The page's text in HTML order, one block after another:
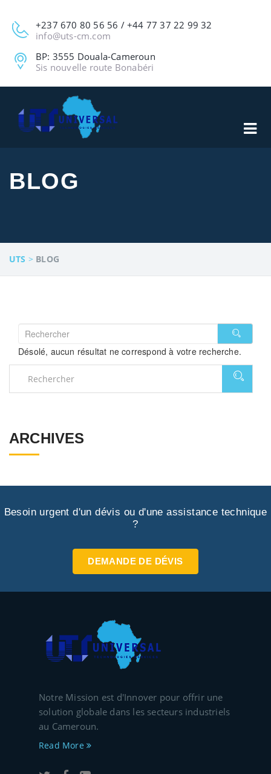
+237 670 80 56 56 / +44 77 37 22 99 32
info@uts-cm.com
BP: 3555 Douala-Cameroun
Sis nouvelle route Bonabéri
BLOG
UTS > BLOG
Désolé, aucun résultat ne correspond à votre recherche.
ARCHIVES
Besoin urgent d'un dévis ou d'une assistance technique
?
DEMANDE DE DÉVIS
Notre Mission est d'Innover pour offrir une
solution globale dans les secteurs industriels
au Cameroun.
Read More